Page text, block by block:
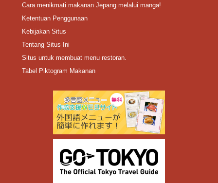
Cara menikmati makanan Jepang melalui manga!
Ketentuan Penggunaan
Kebijakan Situs
Tentang Situs Ini
Situs untuk membuat menu restoran.
Tabel Piktogram Makanan